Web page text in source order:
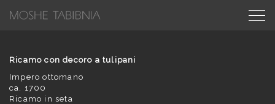
Ricamo con decoro a tulipani
Impero ottomano
ca. 1700
Ricamo in seta